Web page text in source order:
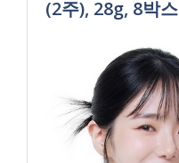
(2주), 28g, 8박스